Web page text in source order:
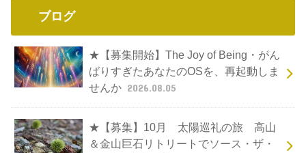
ブログ
★【募集開始】The Joy of Being・がん
ばりすぎたあなたのOSを、再起動しま
せんか 2026.08.05
★【募集】10月 太陽巡礼の旅 高山
＆金山巨石リトリートでソース・ザ・